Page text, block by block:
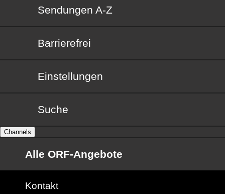
Sendungen von A bis Z
Sendungen A-Z
Barrierefrei
Barrierefrei
Einstellungen
Suche
Channels
Alle ORF-Angebote
Kontakt